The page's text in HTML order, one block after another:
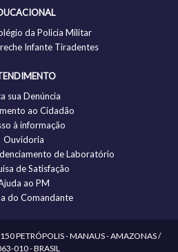
da Policia Militar
Infante Tiradentes
sua Denúncia
ao Cidadão
à informação
Ouvidoria
de Laboratório
de Satisfação
ao PM
do Comandante
PETRÓPOLIS - MANAUS - AMAZONAS /
010 - BRASIL